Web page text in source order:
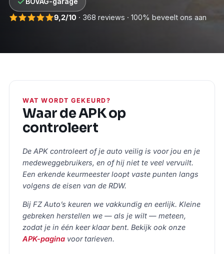
9,2/10 · 368 reviews · 100% beveelt ons aan
WAT WORDT GEKEURD?
Waar de APK op
controleert
De APK controleert of je auto veilig is voor jou en je
medeweggebruikers, en of hij niet te veel vervuilt.
Een erkende keurmeester loopt vaste punten langs
volgens de eisen van de RDW.
Bij FZ Auto’s keuren we vakkundig en eerlijk. Kleine
gebreken herstellen we — als je wilt — meteen,
zodat je in één keer klaar bent. Bekijk ook onze
APK-pagina voor tarieven.